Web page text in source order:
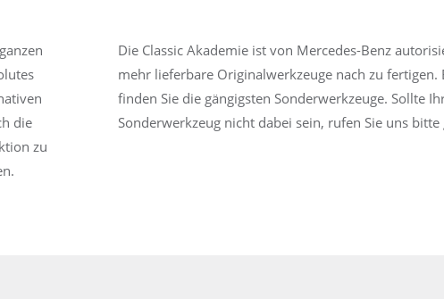
die
zu
Die Classic Akademie ist von Mercedes-Benz
mehr lieferbare Originalwerkzeuge nach zu fertigen.
finden Sie die gängigsten Sonderwerkzeuge. Sollte
Sonderwerkzeug nicht dabei sein, rufen Sie uns bitte